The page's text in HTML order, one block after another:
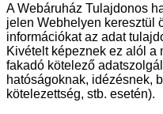
A Webáruház Tulajdonos
jelen Webhelyen keresztül
információkat az adat
Kivételt képeznek ez alól a
fakadó kötelező
hatóságoknak, idézésnek,
kötelezettség, stb. esetén).